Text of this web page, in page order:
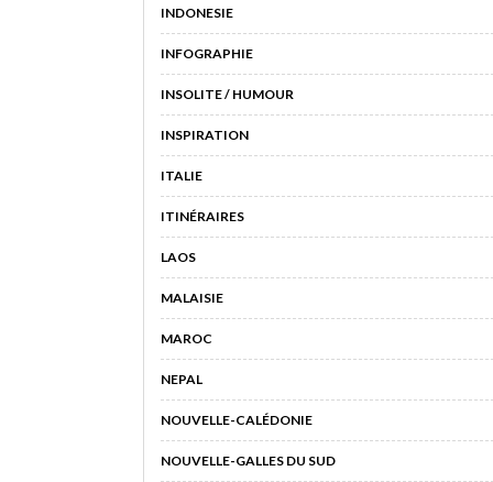
INDONESIE
INFOGRAPHIE
INSOLITE / HUMOUR
INSPIRATION
ITALIE
ITINÉRAIRES
LAOS
MALAISIE
MAROC
NEPAL
NOUVELLE-CALÉDONIE
NOUVELLE-GALLES DU SUD